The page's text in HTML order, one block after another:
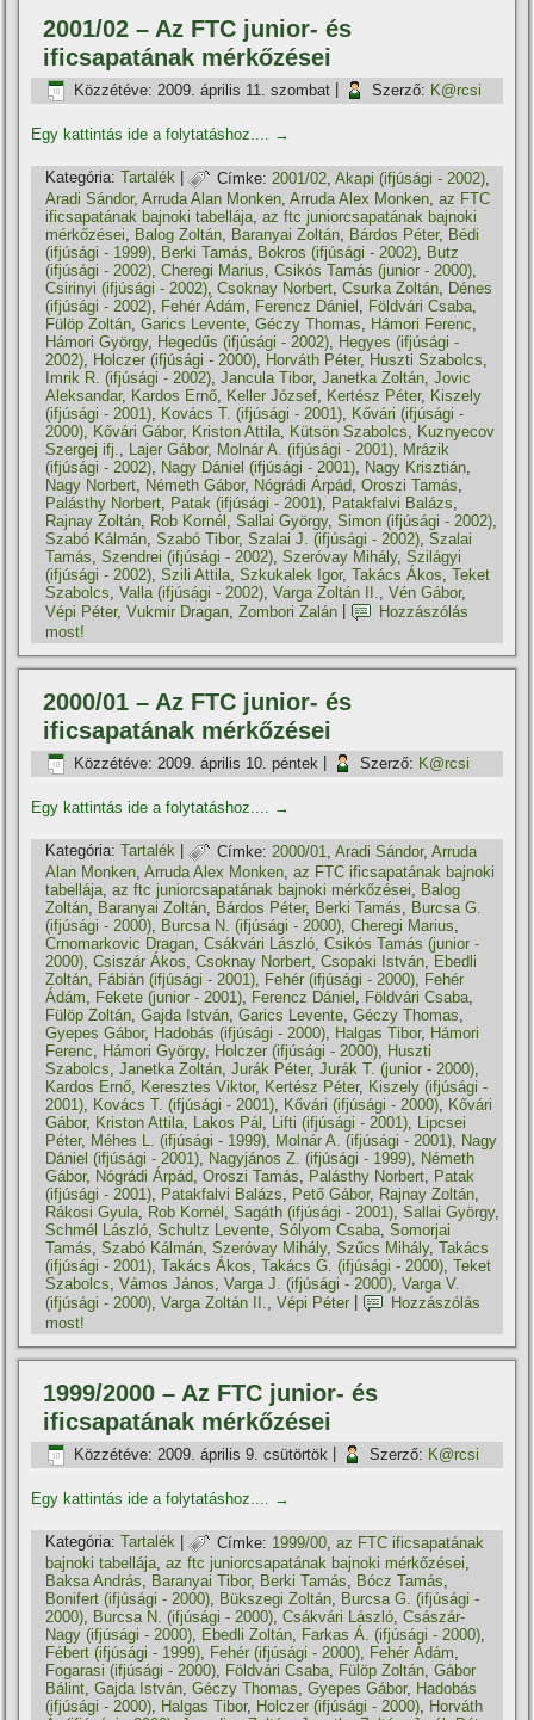
2001/02 – Az FTC junior- és
ificsapatának mérkőzései
Közzétéve: 2009. április 11. szombat Szerző: K@rcsi
Egy kattintás ide a folytatáshoz.... →
Kategória: Tartalék | Címke: 2001/02 ,Akapi (ifjúsági - 2002)
Aradi Sándor,Arruda Alan Monken,Arruda Alex Monken,az FTC
ificsapatának bajnoki tabellája,az ftc juniorcsapatának bajnoki
mérkőzései, Balog Zoltán, Baranyai Zoltán, Bárdos Péter, Bédi
(ifjúsági - 1999), Berki Tamás, Bokros (ifjúsági - 2002), Butz
(ifjúsági - 2002),Cheregi Marius,Csikós Tamás (junior - 2000),
Csirinyi (ifjúsági - 2002),Csoknay Norbert,Csurka Zoltán, Dénes
(ifjúsági - 2002), Fehér Ádám, Ferencz Dániel , Földvári Csaba,
Fülöp Zoltán,Garics Levente,Géczy Thomas, Hámori Ferenc,
Hámori György, Hegedűs (ifjúsági - 2002), Hegyes (ifjúsági -
2002), Holczer (ifjúsági - 2000), Horváth Péter, Huszti Szabolcs,
Imrik R. (ifjúsági - 2002),Jancula Tibor,Janetka Zoltán,Jovic
Aleksandar, Kardos Ernő, Keller József, Kertész Péter, Kiszely
(ifjúsági - 2001), Kovács T. (ifjúsági - 2001), Kővári (ifjúsági -
2000), Kővári Gábor, Kriston Attila, Kütsön Szabolcs, Kuznyecov
Szergej ifj., Lajer Gábor, Molnár A. (ifjúsági - 2001), Mrázik
(ifjúsági - 2002), Nagy Dániel (ifjúsági - 2001), Nagy Krisztián,
Nagy Norbert, Németh Gábor, Nógrádi Árpád,Oroszi Tamás,
Palásthy Norbert, Patak (ifjúsági - 2001), Patakfalvi Balázs,
Rajnay Zoltán, Rob Kornél ,Sallai György,Simon (ifjúsági - 2002),
Szabó Kálmán,Szabó Tibor,Szalai J. (ifjúsági - 2002),Szalai
Tamás,Szendrei (ifjúsági - 2002),Szeróvay Mihály,Szilágyi
(ifjúsági - 2002),Szili Attila,Szkukalek Igor,Takács Ákos,Teket
Szabolcs,Valla (ifjúsági - 2002),Varga Zoltán II.,Vén Gábor,
Vépi Péter,Vukmir Dragan ,Zombori Zalán
Hozzászólás
most!
2000/01 – Az FTC junior- és
ificsapatának mérkőzései
Közzétéve: 2009. április 10. péntek Szerző: K@rcsi
Egy kattintás ide a folytatáshoz.... →
Kategória: Tartalék | Címke: 2000/01 ,Aradi Sándor,Arruda
Alan Monken,Arruda Alex Monken,az FTC ificsapatának bajnoki
tabellája,az ftc juniorcsapatának bajnoki mérkőzései, Balog
Zoltán, Baranyai Zoltán, Bárdos Péter, Berki Tamás, Burcsa G.
(ifjúsági - 2000), Burcsa N. (ifjúsági - 2000),Cheregi Marius,
Crnomarkovic Dragan,Csákvári László,Csikós Tamás (junior -
2000),Csiszár Ákos,Csoknay Norbert,Csopaki István, Ebedli
Zoltán, Fábián (ifjúsági - 2001), Fehér (ifjúsági - 2000), Fehér
Ádám, Fekete (junior - 2001), Ferencz Dániel , Földvári Csaba,
Fülöp Zoltán,Gajda István,Garics Levente,Géczy Thomas,
Gyepes Gábor, Hadobás (ifjúsági - 2000), Halgas Tibor, Hámori
Ferenc, Hámori György, Holczer (ifjúsági - 2000), Huszti
Szabolcs,Janetka Zoltán,Jurák Péter,Jurák T. (junior - 2000),
Kardos Ernő, Keresztes Viktor, Kertész Péter, Kiszely (ifjúsági -
2001), Kovács T. (ifjúsági - 2001), Kővári (ifjúsági - 2000), Kővári
Gábor, Kriston Attila, Lakos Pál , Lifti (ifjúsági - 2001), Lipcsei
Péter, Méhes L. (ifjúsági - 1999), Molnár A. (ifjúsági - 2001), Nagy
Dániel (ifjúsági - 2001), Nagyjános Z. (ifjúsági - 1999), Németh
Gábor, Nógrádi Árpád,Oroszi Tamás, Palásthy Norbert, Patak
(ifjúsági - 2001), Patakfalvi Balázs, Pető Gábor, Rajnay Zoltán,
Rákosi Gyula, Rob Kornél ,Sagáth (ifjúsági - 2001),Sallai György,
Schmél László,Schultz Levente,Sólyom Csaba,Somorjai
Tamás,Szabó Kálmán,Szeróvay Mihály,Szűcs Mihály,Takács
(ifjúsági - 2001),Takács Ákos,Takács G. (ifjúsági - 2000),Teket
Szabolcs,Vámos János,Varga J. (ifjúsági - 2000),Varga V.
(ifjúsági - 2000) ,Varga Zoltán II. ,Vépi Péter
Hozzászólás
most!
1999/2000 – Az FTC junior- és
ificsapatának mérkőzései
Közzétéve: 2009. április 9. csütörtök Szerző: K@rcsi
Egy kattintás ide a folytatáshoz.... →
Kategória: Tartalék | Címke: 1999/00 ,az FTC ificsapatának
bajnoki tabellája,az ftc juniorcsapatának bajnoki mérkőzései,
Baksa András, Baranyai Tibor, Berki Tamás, Bócz Tamás,
Bonifert (ifjúsági - 2000), Bükszegi Zoltán, Burcsa G. (ifjúsági -
2000), Burcsa N. (ifjúsági - 2000),Csákvári László,Császár-
Nagy (ifjúsági - 2000), Ebedli Zoltán, Farkas Á. (ifjúsági - 2000),
Fébert (ifjúsági - 1999), Fehér (ifjúsági - 2000), Fehér Ádám,
Fogarasi (ifjúsági - 2000), Földvári Csaba, Fülöp Zoltán,Gábor
Bálint,Gajda István,Géczy Thomas,Gyepes Gábor, Hadobás
(ifjúsági - 2000), Halgas Tibor, Holczer (ifjúsági - 2000), Horváth